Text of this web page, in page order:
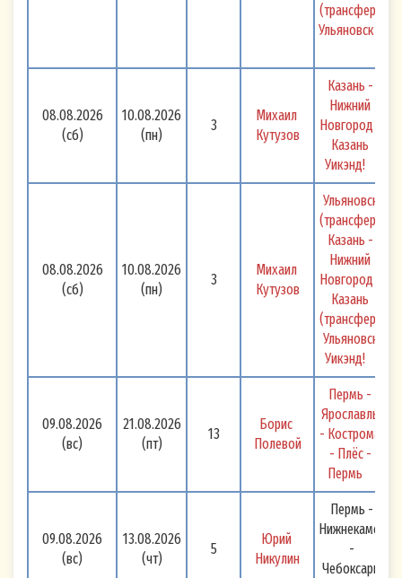
(трансфер)
Ульяновск
08.08.2026
(сб)
10.08.2026
(пн)
3
Михаил
Кутузов
Казань -
Нижний
Новгород -
Казань
Уикэнд!
08.08.2026
(сб)
10.08.2026
(пн)
3
Михаил
Кутузов
Ульяновск
(трансфер)
Казань -
Нижний
Новгород -
Казань
(трансфер)
Ульяновск
Уикэнд!
09.08.2026
(вс)
21.08.2026
(пт)
13
Борис
Полевой
Пермь -
Ярославль
- Кострома
- Плёс -
Пермь
09.08.2026
(вс)
13.08.2026
(чт)
5
Юрий
Никулин
Пермь -
Нижнекамск
-
Чебоксары